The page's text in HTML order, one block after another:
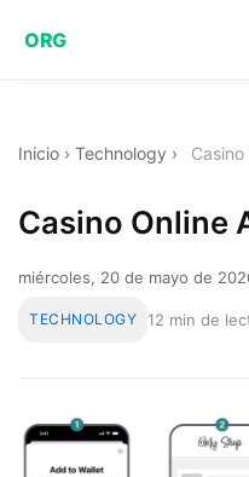
ORG
Inicio › Technology ›
Casino Online
miércoles, 20 de mayo de
TECHNOLOGY 12 min de